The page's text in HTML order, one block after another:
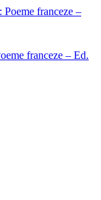
franceze –
franceze – Ed.